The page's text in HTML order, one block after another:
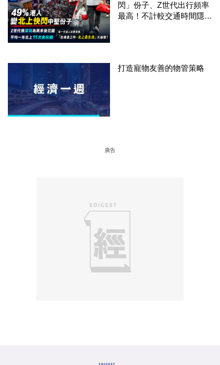
閃」份子、Z世代出行頻率
最高！不計較交通時間隱形
打造寵物友善的物管策略
廣告